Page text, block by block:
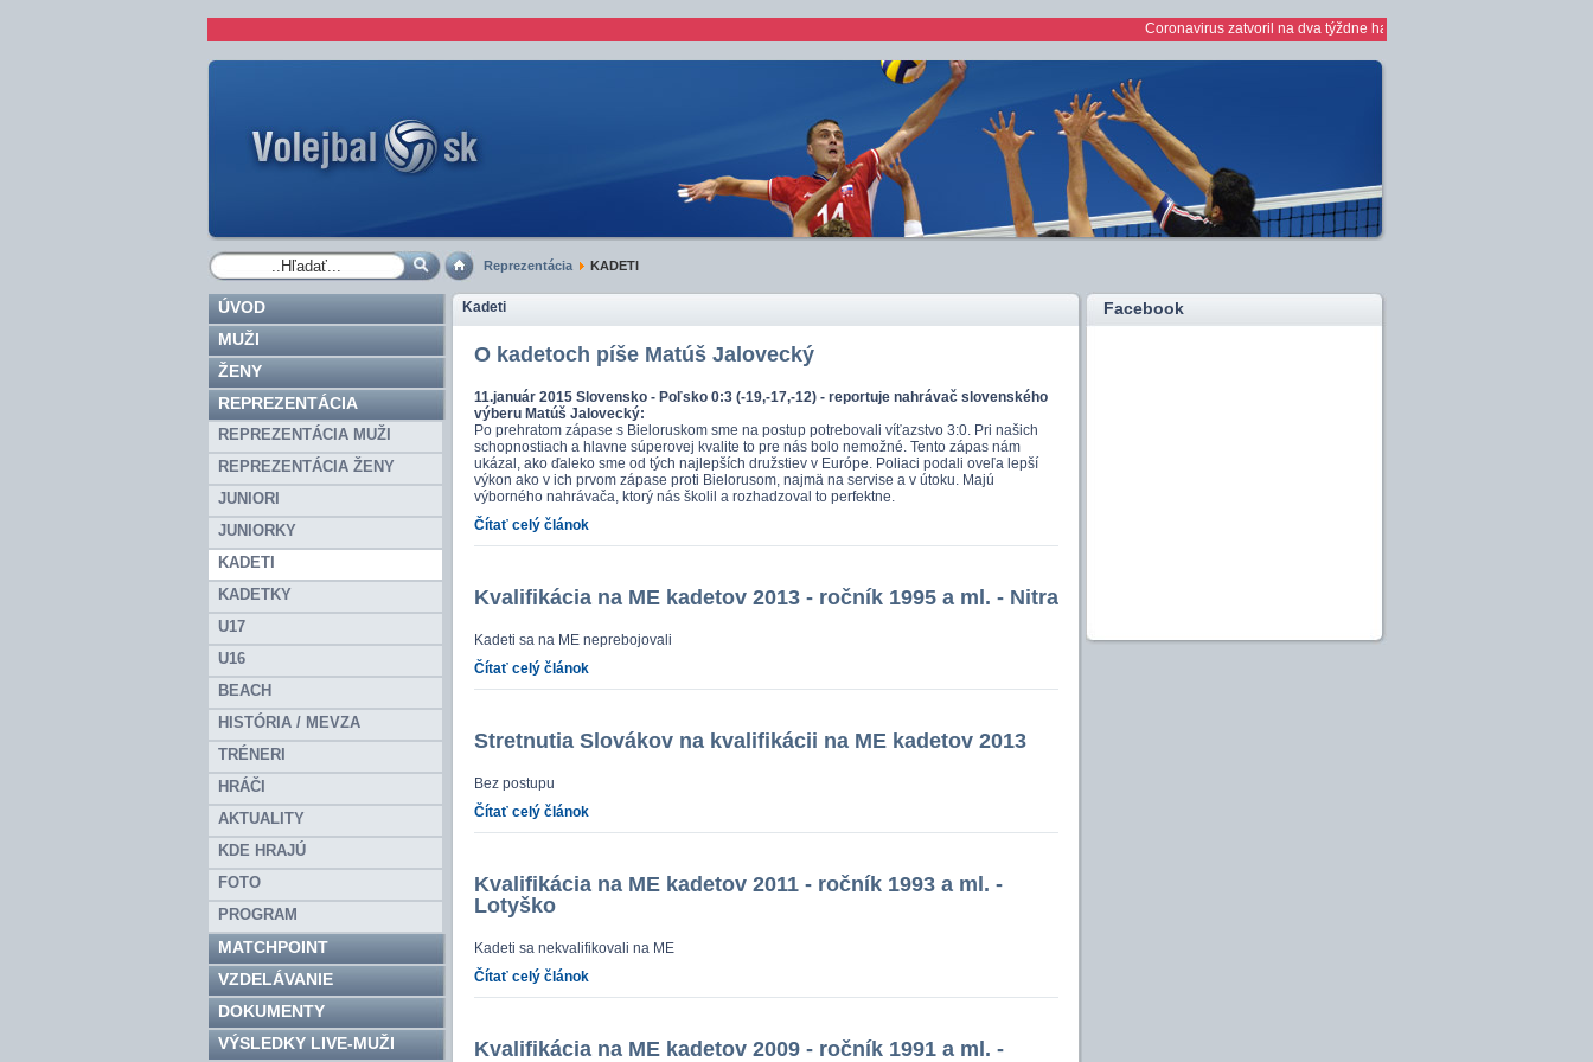
Coronavirus zatvoril na dva týždne haly *** 1/2 finále play off žien ***
Reprezentácia KADETI
ÚVOD
MUŽI
ŽENY
REPREZENTÁCIA
REPREZENTÁCIA MUŽI
REPREZENTÁCIA ŽENY
JUNIORI
JUNIORKY
KADETI
KADETKY
U17
U16
BEACH
HISTÓRIA / MEVZA
TRÉNERI
HRÁČI
AKTUALITY
KDE HRAJÚ
FOTO
PROGRAM
MATCHPOINT
VZDELÁVANIE
DOKUMENTY
VÝSLEDKY LIVE-MUŽI
Kadeti
O kadetoch píše Matúš Jalovecký
11.január 2015 Slovensko - Poľsko 0:3 (-19,-17,-12) - reportuje nahrávač slovenského
výberu Matúš Jalovecký:
Po prehratom zápase s Bieloruskom sme na postup potrebovali víťazstvo 3:0. Pri našich
schopnostiach a hlavne súperovej kvalite to pre nás bolo nemožné. Tento zápas nám
ukázal, ako ďaleko sme od tých najlepších družstiev v Európe. Poliaci podali oveľa lepší
výkon ako v ich prvom zápase proti Bielorusom, najmä na servise a v útoku. Majú
výborného nahrávača, ktorý nás školil a rozhadzoval to perfektne.
Čítať celý článok
Kvalifikácia na ME kadetov 2013 - ročník 1995 a ml. - Nitra
Kadeti sa na ME neprebojovali
Čítať celý článok
Stretnutia Slovákov na kvalifikácii na ME kadetov 2013
Bez postupu
Čítať celý článok
Kvalifikácia na ME kadetov 2011 - ročník 1993 a ml. -
Lotyško
Kadeti sa nekvalifikovali na ME
Čítať celý článok
Kvalifikácia na ME kadetov 2009 - ročník 1991 a ml. -
Facebook